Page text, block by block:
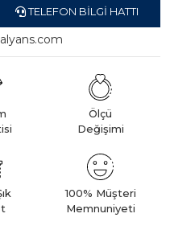
TELEFON BILGI HATTI
Ölçü
Değişimi
100% Müşteri
Memnuniyeti